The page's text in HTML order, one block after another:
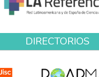
DIRECTORIOS